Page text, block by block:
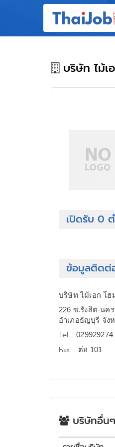
ผู้สมัครงาน: เข้าสู่ระบบ
บริษัท ไม้เ
เปิดรับ 0
ข้อมูลติดต่
บริษัท ไม้เอก โฮ
226 ซ.รังสิต-นค
อำเภอธัญบุรี จัง
Tel :029929274
Fax : ต่อ 101
บริษัทอื่นๆ